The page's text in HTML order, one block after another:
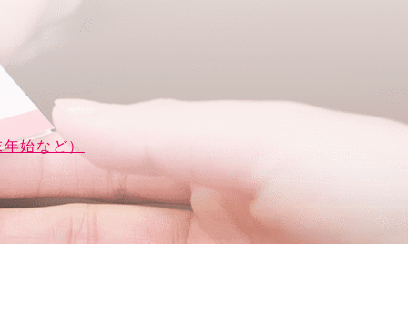
始など）